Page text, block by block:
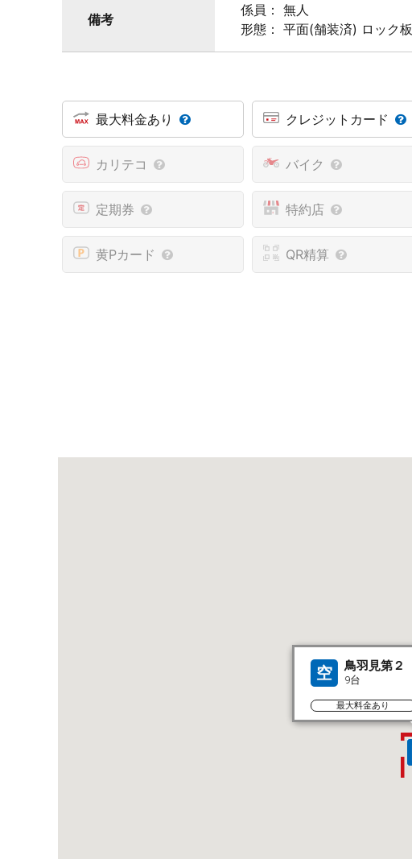
備考
係員： 無人
形態： 平面(舗装済) ロック板
最大料金あり クレジットカード
カリテコ バイク
定期券 特約店
黄Pカード QR精算
空 鳥羽見第２
9台
最大料金あり